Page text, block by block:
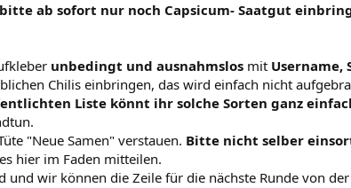
bitte ab sofort nur noch Capsicum- Saatgut
unbedingt und ausnahmslos mit Username,
Chilis einbringen, das wird einfach nicht
Liste könnt ihr solche Sorten ganz
"Neue Samen" verstauen. Bitte nicht selber
hier im Faden mitteilen.
und wir können die Zeile für die nächste Runde von